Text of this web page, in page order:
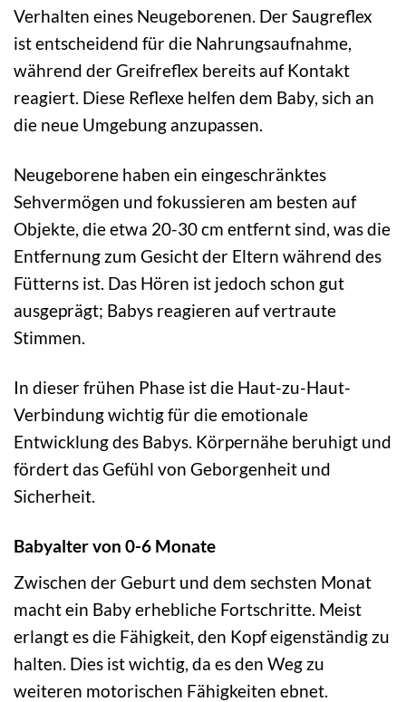
Verhalten eines Neugeborenen. Der Saugreflex
ist entscheidend für die Nahrungsaufnahme,
während der Greifreflex bereits auf Kontakt
reagiert. Diese Reflexe helfen dem Baby, sich an
die neue Umgebung anzupassen.
Neugeborene haben ein eingeschränktes
Sehvermögen und fokussieren am besten auf
Objekte, die etwa 20-30 cm entfernt sind, was die
Entfernung zum Gesicht der Eltern während des
Fütterns ist. Das Hören ist jedoch schon gut
ausgeprägt; Babys reagieren auf vertraute
Stimmen.
In dieser frühen Phase ist die Haut-zu-Haut-
Verbindung wichtig für die emotionale
Entwicklung des Babys. Körpernähe beruhigt und
fördert das Gefühl von Geborgenheit und
Sicherheit.
Babyalter von 0-6 Monate
Zwischen der Geburt und dem sechsten Monat
macht ein Baby erhebliche Fortschritte. Meist
erlangt es die Fähigkeit, den Kopf eigenständig zu
halten. Dies ist wichtig, da es den Weg zu
weiteren motorischen Fähigkeiten ebnet.